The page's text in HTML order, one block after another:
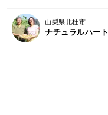
山梨県北杜市
ナチュラルハート